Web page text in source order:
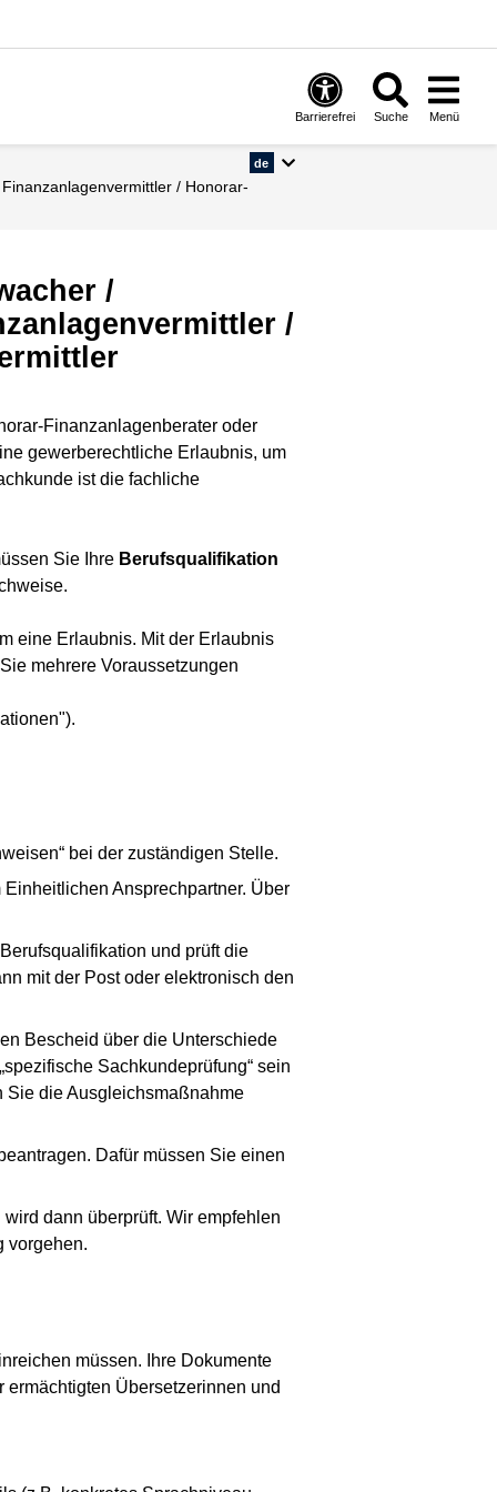
Barrierefrei Suche Menü
de
/
/
Finanzanlagenberater oder
gewerberechtliche Erlaubnis, um
ist die fachliche
Sie Ihre Berufsqualifikation
eine Erlaubnis. Mit der Erlaubnis
mehrere Voraussetzungen
bei der zuständigen Stelle.
Ansprechpartner. Über
und prüft die
mit der Post oder elektronisch den
Bescheid über die Unterschiede
Sachkundeprüfung“ sein
Sie die Ausgleichsmaßnahme
Dafür müssen Sie einen
dann überprüft. Wir empfehlen
vorgehen.
müssen. Ihre Dokumente
Übersetzerinnen und